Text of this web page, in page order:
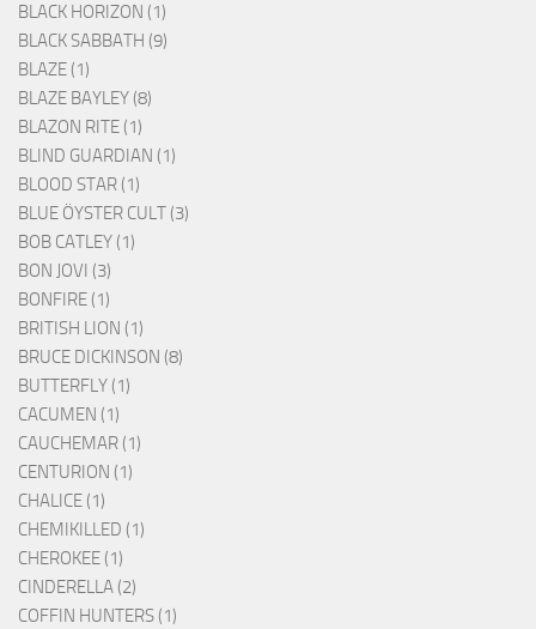
BLACK HORIZON (1)
BLACK SABBATH (9)
BLAZE (1)
BLAZE BAYLEY (8)
BLAZON RITE (1)
BLIND GUARDIAN (1)
BLOOD STAR (1)
BLUE ÖYSTER CULT (3)
BOB CATLEY (1)
BON JOVI (3)
BONFIRE (1)
BRITISH LION (1)
BRUCE DICKINSON (8)
BUTTERFLY (1)
CACUMEN (1)
CAUCHEMAR (1)
CENTURION (1)
CHALICE (1)
CHEMIKILLED (1)
CHEROKEE (1)
CINDERELLA (2)
COFFIN HUNTERS (1)